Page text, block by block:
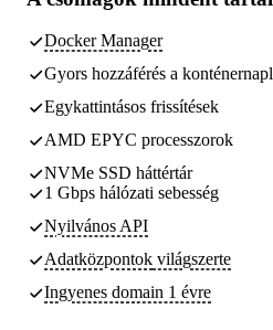
Docker Manager
Gyors hozzáférés a
Egykattintásos frissítések
AMD EPYC processzorok
NVMe SSD háttértár
1 Gbps hálózati sebesség
Nyilvános API
Adatközpontok világszerte
Ingyenes domain 1 évre